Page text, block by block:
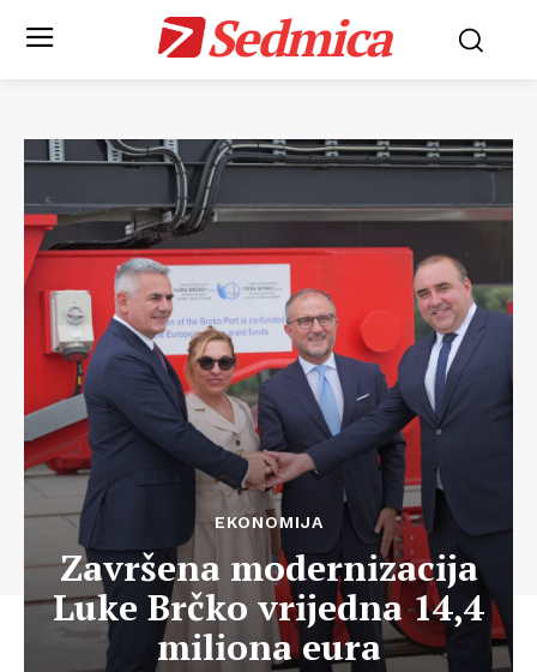
Sedmica
EKONOMIJA
Završena modernizacija
Luke Brčko vrijedna 14,4
miliona eura